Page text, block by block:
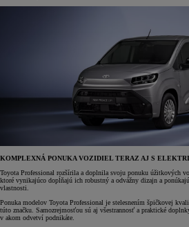
KOMPLEXNÁ PONUKA VOZIDIEL TERAZ AJ S
Toyota Professional rozšírila a doplnila svoju ponuku úžitkových
ktoré vynikajúco dopĺňajú ich robustný a odvážny dizajn a
vlastnosti.
Ponuka modelov Toyota Professional je stelesnením špičkovej
túto značku. Samozrejmosťou sú aj všestrannosť a praktické
v akom odvetví podnikáte.